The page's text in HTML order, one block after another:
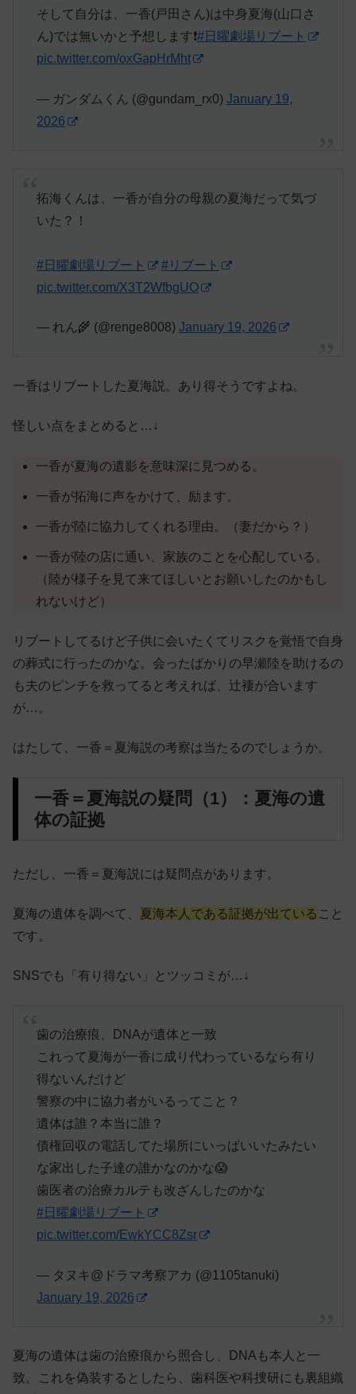
そして自分は、一香(戸田さん)は中身夏海(山口さ
ん)では無いかと予想します❗#日曜劇場リブート
pic.twitter.com/oxGapHrMht
— ガンダムくん (@gundam_rx0) January 19,
2026
拓海くんは、一香が自分の母親の夏海だって気づ
いた？！
#日曜劇場リブート
#リブート
pic.twitter.com/X3T2WfbgUO
— れん🌾 (@renge8008) January 19, 2026
一香はリブートした夏海説。あり得そうですよね。
怪しい点をまとめると…↓
一香が夏海の遺影を意味深に見つめる。
一香が拓海に声をかけて、励ます。
一香が陸に協力してくれる理由。（妻だから？）
一香が陸の店に通い、家族のことを心配している。
（陸が様子を見て来てほしいとお願いしたのかもし
れないけど）
リブートしてるけど子供に会いたくてリスクを覚悟で自身
の葬式に行ったのかな。会ったばかりの早瀬陸を助けるの
も夫のピンチを救ってると考えれば、辻褄が合います
が…。
はたして、一香＝夏海説の考察は当たるのでしょうか。
一香＝夏海説の疑問（1）：夏海の遺
体の証拠
ただし、一香＝夏海説には疑問点があります。
夏海の遺体を調べて、 夏海本人である証拠が出ている こと
です。
SNSでも「有り得ない」とツッコミが…↓
歯の治療痕、DNAが遺体と一致
これって夏海が一香に成り代わっているなら有り
得ないんだけど
警察の中に協力者がいるってこと？
遺体は誰？本当に誰？
債権回収の電話してた場所にいっぱいいたみたい
な家出した子達の誰かなのかな😱
歯医者の治療カルテも改ざんしたのかな
#日曜劇場リブート
pic.twitter.com/EwkYCC8Zsr
— タヌキ@ドラマ考察アカ (@1105tanuki)
January 19, 2026
夏海の遺体は歯の治療痕から照合し、DNAも本人と一
致。これを偽装するとしたら、歯科医や科捜研にも裏組織